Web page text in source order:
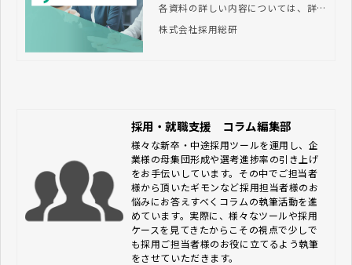
各資料の詳しい内容については、詳細
採用で豊富な経験を持つプロが、採用
株式会社採用総研
採用・就職支援 コラム編集部
様々な新卒・中途採用ツールを運用し、企
業様の母集団形成や選考進捗率の引き上げ
をお手伝いしています。その中でご担当者
様から頂いたギモンなど採用担当者様のお
悩みにお答えすべくコラムの執筆活動を進
めています。実際に、様々なツールや採用
ケースを見てきたからこその視点で少しで
も採用ご担当者様のお役に立てるよう執筆
をさせていただきます。